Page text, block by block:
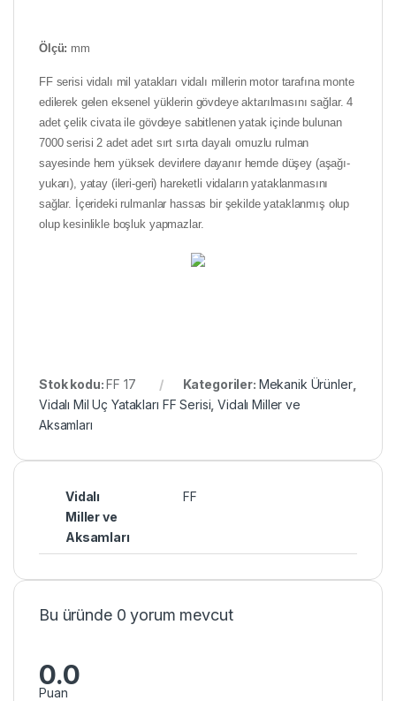
Ölçü: mm
FF serisi vidalı mil yatakları vidalı millerin motor tarafına monte
edilerek gelen eksenel yüklerin gövdeye aktarılmasını sağlar. 4
adet çelik civata ile gövdeye sabitlenen yatak içinde bulunan
7000 serisi 2 adet adet sırt sırta dayalı omuzlu rulman
sayesinde hem yüksek devirlere dayanır hemde düşey (aşağı-
yukarı), yatay (ileri-geri) hareketli vidaların yataklanmasını
sağlar. İçerideki rulmanlar hassas bir şekilde yataklanmış olup
olup kesinlikle boşluk yapmazlar.
Stok kodu:FF 17 Kategoriler: Mekanik Ürünler,
Vidalı Mil Uç Yatakları FF Serisi ,Vidalı Miller ve
Aksamları
Vidalı
Miller ve
Aksamları
FF
Bu üründe 0 yorum mevcut
0.0
Puan